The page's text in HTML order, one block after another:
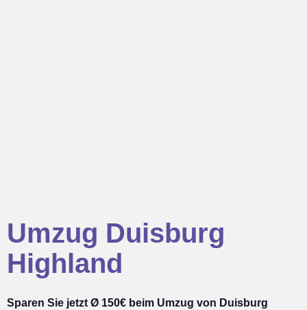
Umzug Duisburg
Highland
Sparen Sie jetzt Ø 150€ beim Umzug von Duisburg